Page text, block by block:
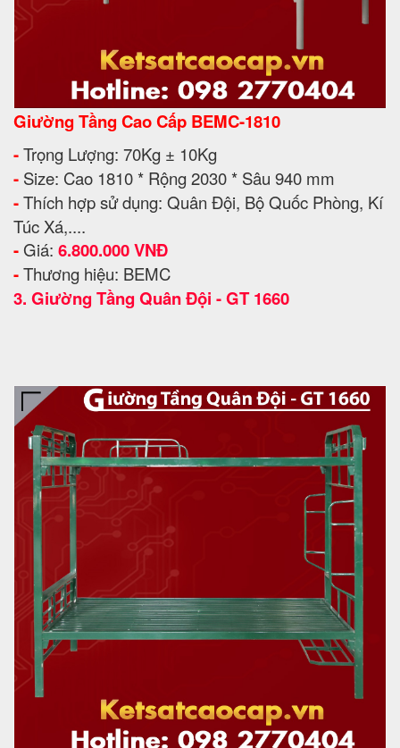
Giường Tầng Cao Cấp BEMC-1810
-Trọng Lượng: 70Kg ± 10Kg
- Size: Cao 1810 * Rộng 2030 * Sâu 940 mm
-Thích hợp sử dụng: Quân Đội, Bộ Quốc Phòng, Kí
Túc Xá,....
- Giá: 6.800.000 VNĐ
-Thương hiệu: BEMC
3. Giường Tầng Quân Đội - GT 1660